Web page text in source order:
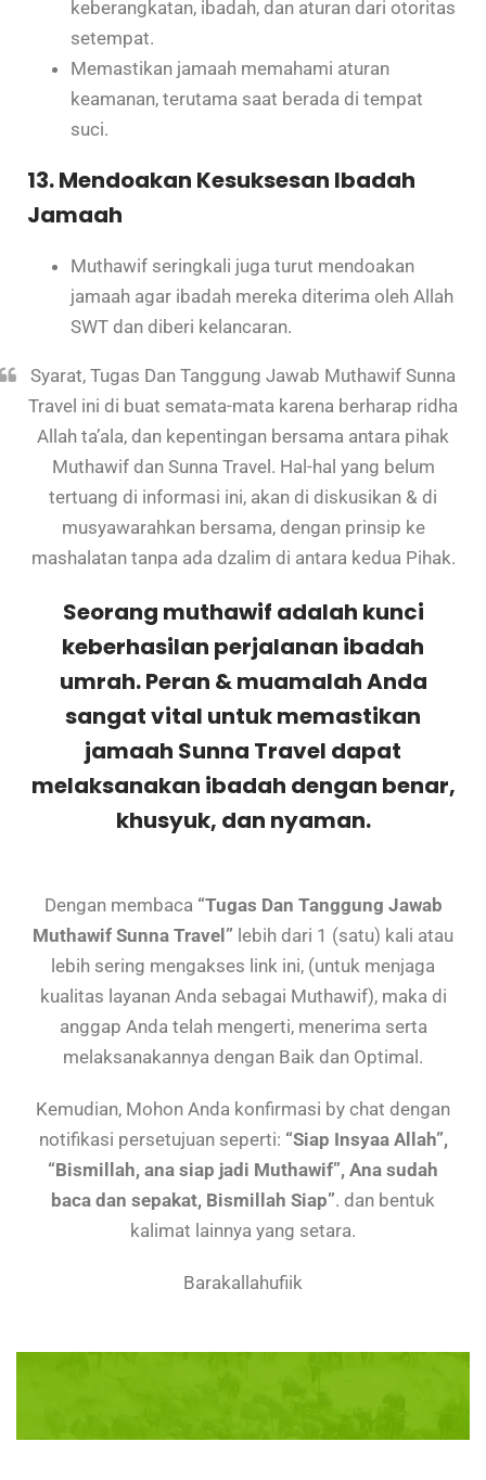
keberangkatan, ibadah, dan aturan dari otoritas
setempat.
Memastikan jamaah memahami aturan
keamanan, terutama saat berada di tempat
suci.
13. Mendoakan Kesuksesan Ibadah
Jamaah
Muthawif seringkali juga turut mendoakan
jamaah agar ibadah mereka diterima oleh Allah
SWT dan diberi kelancaran.
Syarat, Tugas Dan Tanggung Jawab Muthawif Sunna
Travel ini di buat semata-mata karena berharap ridha
Allah ta’ala, dan kepentingan bersama antara pihak
Muthawif dan Sunna Travel. Hal-hal yang belum
tertuang di informasi ini, akan di diskusikan & di
musyawarahkan bersama, dengan prinsip ke
mashalatan tanpa ada dzalim di antara kedua Pihak.
Seorang muthawif adalah kunci
keberhasilan perjalanan ibadah
umrah. Peran & muamalah Anda
sangat vital untuk memastikan
jamaah Sunna Travel dapat
melaksanakan ibadah dengan benar,
khusyuk, dan nyaman.
Dengan membaca “Tugas Dan Tanggung Jawab
Muthawif Sunna Travel” lebih dari 1 (satu) kali atau
lebih sering mengakses link ini, (untuk menjaga
kualitas layanan Anda sebagai Muthawif), maka di
anggap Anda telah mengerti, menerima serta
melaksanakannya dengan Baik dan Optimal.
Kemudian, Mohon Anda konfirmasi by chat dengan
notifikasi persetujuan seperti: “Siap Insyaa Allah”,
“Bismillah, ana siap jadi Muthawif”, Ana sudah
baca dan sepakat, Bismillah Siap”. dan bentuk
kalimat lainnya yang setara.
Barakallahufiik